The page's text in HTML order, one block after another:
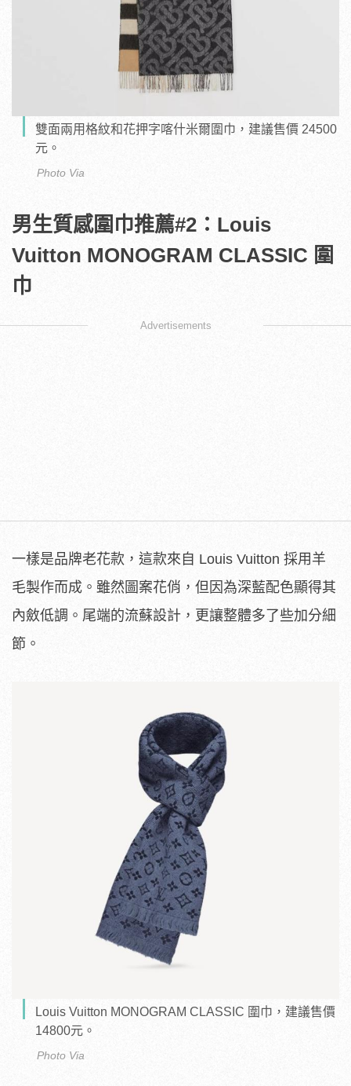
雙面兩用格紋和花押字喀什米爾圍巾，建議售價 24500
元。
Photo Via
男生質感圍巾推薦#2：Louis
Vuitton MONOGRAM CLASSIC 圍
巾
Advertisements
一樣是品牌老花款，這款來自 Louis Vuitton 採用羊
毛製作而成。雖然圖案花俏，但因為深藍配色顯得其
內斂低調。尾端的流蘇設計，更讓整體多了些加分細
節。
Louis Vuitton MONOGRAM CLASSIC 圍巾，建議售價
14800元。
Photo Via